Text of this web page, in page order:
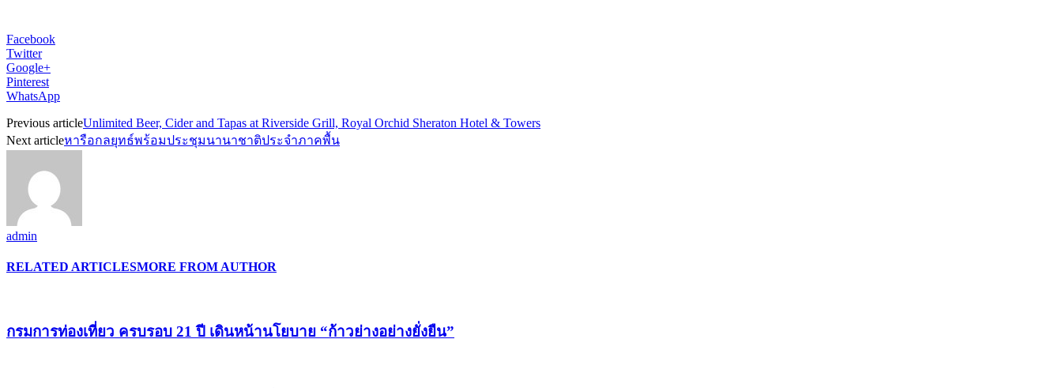
Facebook
Twitter
Google+
Pinterest
WhatsApp
Previous articleUnlimited Beer, Cider and Tapas at Riverside Grill, Royal Orchid Sheraton Hotel & Towers
Next articleหารือกลยุทธ์พร้อมประชุมนานาชาติประจำภาคพื้น
admin
RELATED ARTICLESMORE FROM AUTHOR
กรมการท่องเที่ยว ครบรอบ 21 ปี เดินหน้านโยบาย “ก้าวย่างอย่างยั่งยืน”